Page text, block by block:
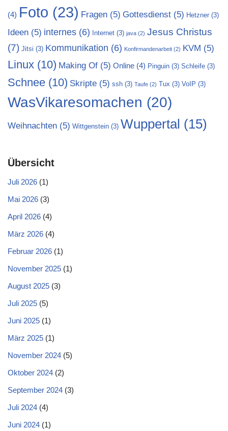
(4) Foto (23) Fragen (5) Gottesdienst (5) Hetzner (3)
Ideen (5) internes (6) Internet (3) java (2) Jesus Christus
(7) Jitsi (3) Kommunikation (6) Konfirmandenarbeit (2) KVM (5)
Linux (10) Making Of (5) Online (4) Pinguin (3) Schleife (3)
Schnee (10) Skripte (5) ssh (3) Taufe (2) Tux (3) VoIP (3)
WasVikaresomachen (20)
Weihnachten (5) Wittgenstein (3) Wuppertal (15)
Übersicht
Juli 2026 (1)
Mai 2026 (3)
April 2026 (4)
März 2026 (4)
Februar 2026 (1)
November 2025 (1)
August 2025 (3)
Juli 2025 (5)
Juni 2025 (1)
März 2025 (1)
November 2024 (5)
Oktober 2024 (2)
September 2024 (3)
Juli 2024 (4)
Juni 2024 (1)